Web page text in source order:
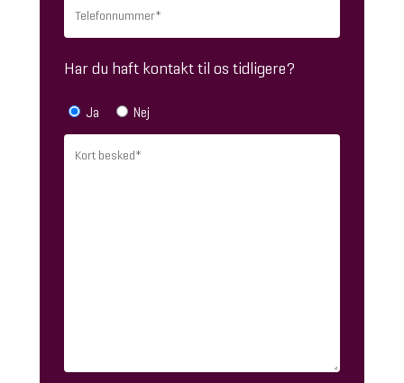
Har du haft kontakt til os tidligere?
Ja Nej